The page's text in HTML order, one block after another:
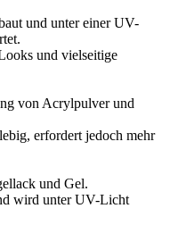
und unter einer UV-
und vielseitige
von Acrylpulver und
erfordert jedoch mehr
und Gel.
wird unter UV-Licht